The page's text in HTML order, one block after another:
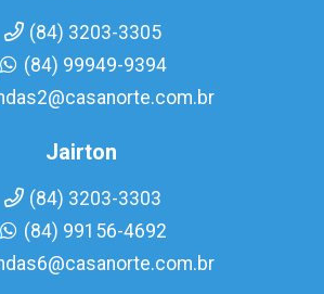
(84) 3203-3305
(84) 99949-9394
Jairton
(84) 3203-3303
(84) 99156-4692